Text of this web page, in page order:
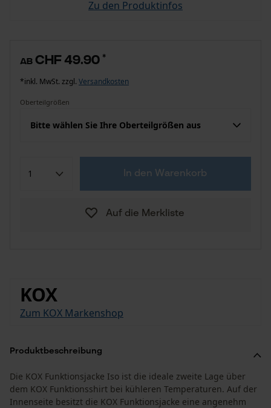
Zu den Produktinfos
ab CHF 49.90 *
*inkl. MwSt. zzgl. Versandkosten
Oberteilgrößen
Bitte wählen Sie Ihre Oberteilgrößen aus
In den Warenkorb
Auf die Merkliste
KOX
Zum KOX Markenshop
Produktbeschreibung
Die KOX Funktionsjacke Iso ist die ideale zweite Lage über
dem KOX Funktionsshirt bei kühleren Temperaturen. Auf der
Innenseite besitzt die KOX Funktionsjacke eine angenehm